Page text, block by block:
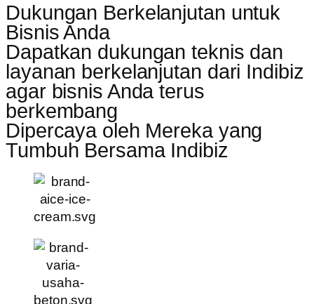
Dukungan Berkelanjutan untuk
Bisnis Anda
Dapatkan dukungan teknis dan
layanan berkelanjutan dari Indibiz
agar bisnis Anda terus
berkembang
Dipercaya oleh Mereka yang
Tumbuh Bersama Indibiz